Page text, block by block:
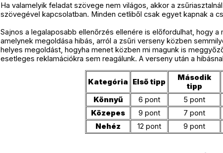
Ha valamelyik feladat szövege nem világos, akkor a
szövegével kapcsolatban. Minden cetliből csak egyet kapnak a
Sajnos a legalaposabb ellenőrzés ellenére is előfordulhat, hogy
amelynek megoldása hibás, arról a zsűri verseny közben
helyes megoldást, hogyha menet közben mi magunk is
esetleges reklamációkra sem reagálunk. A verseny után a
Kategória Első tipp
Második
tipp
Könnyű
6 pont 5 pont
Közepes
9 pont 7 pont
Nehéz
12 pont 9 pont